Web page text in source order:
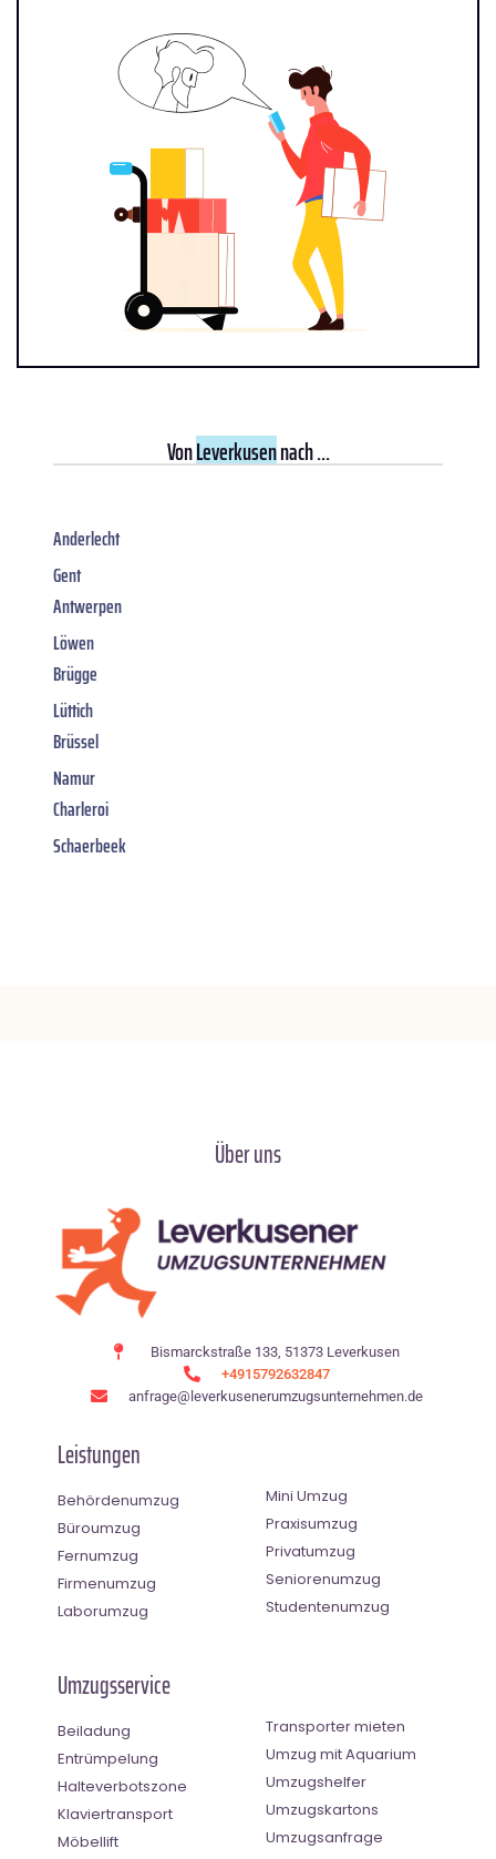
VonLeverkusennach ...
Anderlecht
Gent
Antwerpen
Löwen
Brügge
Lüttich
Brüssel
Namur
Charleroi
Schaerbeek
Über uns
Bismarckstraße 133, 51373 Leverkusen
+4915792632847
anfrage@leverkusenerumzugsunternehmen.de
Leistungen
Behördenumzug
Büroumzug
Fernumzug
Firmenumzug
Laborumzug
Mini Umzug
Praxisumzug
Privatumzug
Seniorenumzug
Studentenumzug
Umzugsservice
Beiladung
Entrümpelung
Halteverbotszone
Klaviertransport
Möbellift
Transporter mieten
Umzug mit Aquarium
Umzugshelfer
Umzugskartons
Umzugsanfrage